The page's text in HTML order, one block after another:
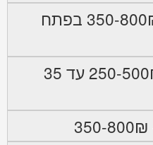
הובלת מזנון יוקרתי - 350-800₪ בפתח
הובלת מזרן יוקרתי - 250-500₪ עד 35